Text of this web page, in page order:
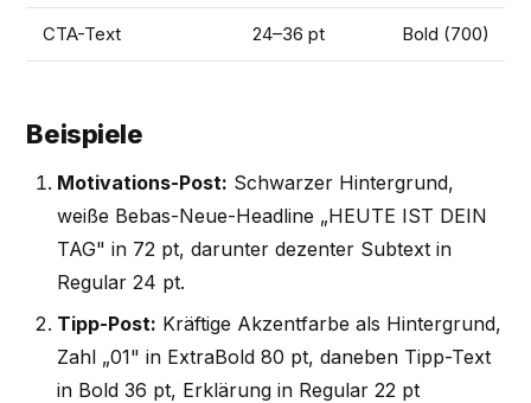
CTA-Text 24–36 pt Bold (700)
Beispiele
Motivations-Post: Schwarzer Hintergrund,
weiße Bebas-Neue-Headline „HEUTE IST DEIN
TAG" in 72 pt, darunter dezenter Subtext in
Regular 24 pt.
Tipp-Post: Kräftige Akzentfarbe als Hintergrund,
Zahl „01" in ExtraBold 80 pt, daneben Tipp-Text
in Bold 36 pt, Erklärung in Regular 22 pt